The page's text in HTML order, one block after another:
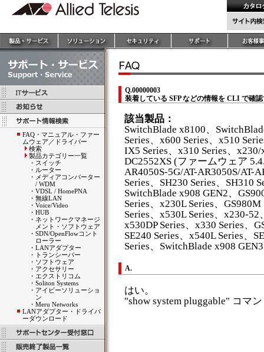
FAQ・マニュアル・ファー
ムウェア／ドライバー
検索
製品カテゴリー一覧
・ スイッチ
・ ルーター
・ メディアコンバーター
/ WDM
・ VDSL / HomePNA
・ 無線LAN
・ Voice/Video
・ HUB
・ ネットワークマネージ
メント・ソフトウェア
・ SDN/OpenFlowコント
ローラー
・ LANアダプター
・
トランシーバー
・ ソフトウェア
・ アクセサリー
・ エクストリコム
・ Soliton Systems
・ アイビーソリューショ
ン
・ Meru Networks
LANアダプター・ドライバ
ーダウンロード
Q.00000003
装着している SFP などの情報を CLI で確
該当製品：
SwitchBlade x8100、
Series、x600 Series、x510
IX5 Series、x310 Series、
DC2552XS (ファームウェア
AR4050S-5G/AT-AR3050S/AT-
Series、SH230 Series、SH310
SwitchBlade x908 GEN2、
Series、x230L Series、
Series、x530L Series、x230-52
x530DP Series、x330 Series、
SE240 Series、x540L Series、
Series、SwitchBlade x908
A.
はい。
"show system pluggable" コマ